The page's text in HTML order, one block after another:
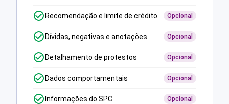
Recomendação e limite de crédito Opcional
Dívidas, negativas e anotações Opcional
Detalhamento de protestos Opcional
Dados comportamentais Opcional
Informações do SPC Opcional